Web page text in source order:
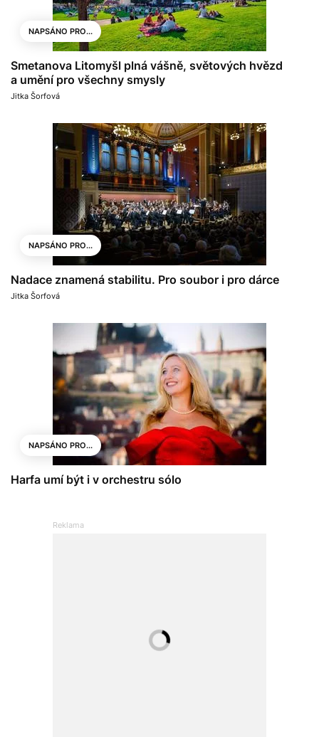
NAPSÁNO PRO...
Smetanova Litomyšl plná vášně, světových hvězd
a umění pro všechny smysly
Jitka Šorfová
NAPSÁNO PRO...
Nadace znamená stabilitu. Pro soubor i pro dárce
Jitka Šorfová
NAPSÁNO PRO...
Harfa umí být i v orchestru sólo